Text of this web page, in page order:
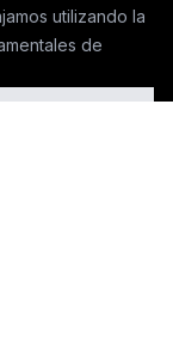
utilizando la
de